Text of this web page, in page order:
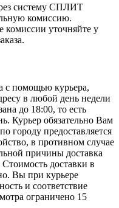
систему СПЛИТ
комиссию.
уточняйте у
с помощью курьера,
в любой день недели
до 18:00, то есть
Курьер обязательно Вам
городу предоставляется
в противном случае
причины доставка
Стоимость доставки в
Вы при курьере
и соответствие
ограничено 15